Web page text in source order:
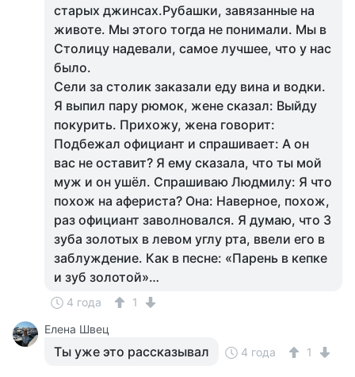
старых джинсах.Рубашки, завязанные на
животе. Мы этого тогда не понимали. Мы в
Столицу надевали, самое лучшее, что у нас
было.
Сели за столик заказали еду вина и водки.
Я выпил пару рюмок, жене сказал: Выйду
покурить. Прихожу, жена говорит:
Подбежал официант и спрашивает: А он
вас не оставит? Я ему сказала, что ты мой
муж и он ушёл. Спрашиваю Людмилу: Я что
похож на афериста? Она: Наверное, похож,
раз официант заволновался. Я думаю, что 3
зуба золотых в левом углу рта, ввели его в
заблуждение. Как в песне: «Парень в кепке
и зуб золотой»…
4 года
1
Елена Швец
Ты уже это рассказывал 4 года 1